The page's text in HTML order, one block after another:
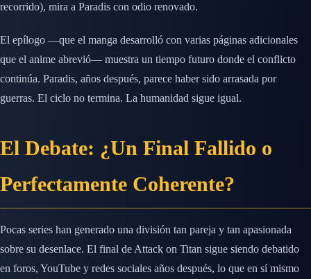
recorrido), mira a Paradis con odio renovado.
El epílogo —que el manga desarrolló con varias páginas adicionales
que el anime abrevió— muestra un tiempo futuro donde el conflicto
continúa. Paradis, años después, parece haber sido arrasada por
guerras. El ciclo no termina. La humanidad sigue igual.
El Debate: ¿Un Final Fallido o
Perfectamente Coherente?
Pocas series han generado una división tan pareja y tan apasionada
sobre su desenlace. El final de Attack on Titan sigue siendo debatido
en foros, YouTube y redes sociales años después, lo que en sí mismo